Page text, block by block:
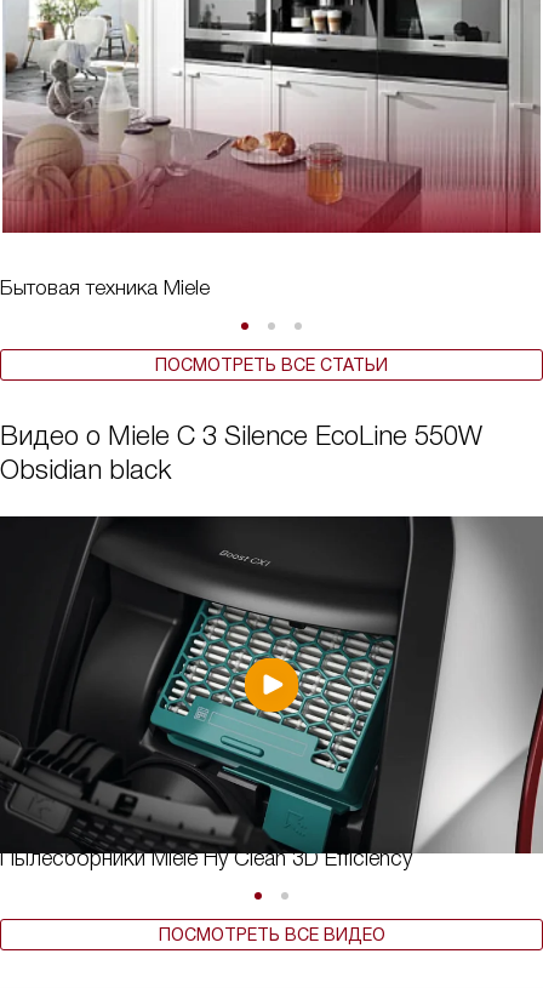
Бытовая техника Miele
ПОСМОТРЕТЬ ВСЕ СТАТЬИ
Видео о Miele C 3 Silence EcoLine 550W
Obsidian black
Пылесборники Miele Hy Clean 3D Efficiency
ПОСМОТРЕТЬ ВСЕ ВИДЕО